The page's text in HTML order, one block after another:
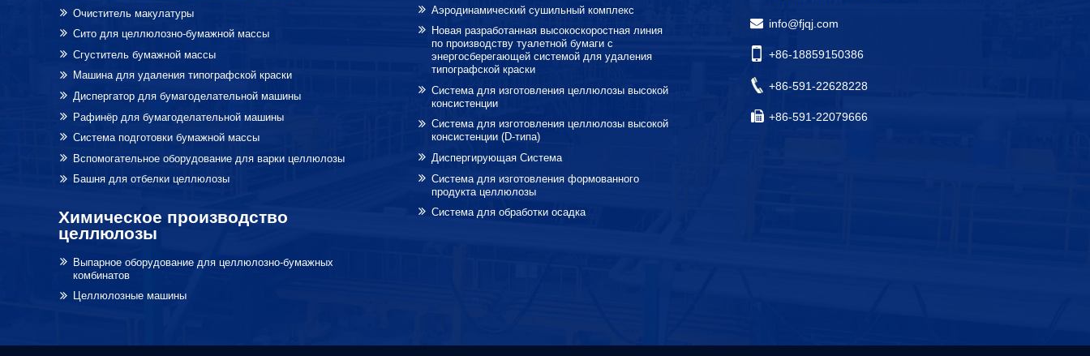
Очиститель макулатуры
Сито для целлюлозно-бумажной массы
Сгуститель бумажной массы
Машина для удаления типографской краски
Диспергатор для бумагоделательной машины
Рафинёр для бумагоделательной машины
Система подготовки бумажной массы
Вспомогательное оборудование для варки целлюлозы
Башня для отбелки целлюлозы
Химическое производство
целлюлозы
Выпарное оборудование для целлюлозно-бумажных
комбинатов
Целлюлозные машины
Аэродинамический сушильный комплекс
Новая разработанная высокоскоростная линия
по производству туалетной бумаги с
энергосберегающей системой для удаления
типографской краски
Система для изготовления целлюлозы высокой
консистенции
Система для изготовления целлюлозы высокой
консистенции (D-типа)
Диспергирующая Система
Система для изготовления формованного
продукта целлюлозы
Система для обработки осадка
info@fjqj.com
+86-18859150386
+86-591-22628228
+86-591-22079666